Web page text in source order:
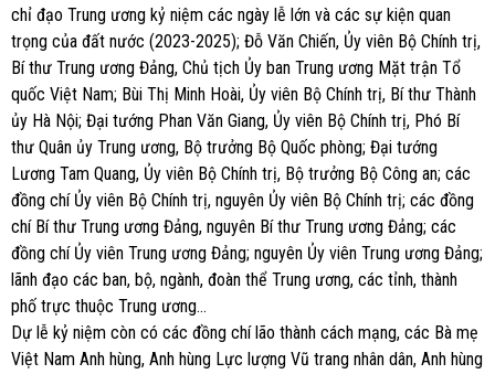
chỉ đạo Trung ương kỷ niệm các ngày lễ lớn và các sự kiện quan
trọng của đất nước (2023-2025); Đỗ Văn Chiến, Ủy viên Bộ Chính trị,
Bí thư Trung ương Đảng, Chủ tịch Ủy ban Trung ương Mặt trận Tổ
quốc Việt Nam; Bùi Thị Minh Hoài, Ủy viên Bộ Chính trị, Bí thư Thành
ủy Hà Nội; Đại tướng Phan Văn Giang, Ủy viên Bộ Chính trị, Phó Bí
thư Quân ủy Trung ương, Bộ trưởng Bộ Quốc phòng; Đại tướng
Lương Tam Quang, Ủy viên Bộ Chính trị, Bộ trưởng Bộ Công an; các
đồng chí Ủy viên Bộ Chính trị, nguyên Ủy viên Bộ Chính trị; các đồng
chí Bí thư Trung ương Đảng, nguyên Bí thư Trung ương Đảng; các
đồng chí Ủy viên Trung ương Đảng; nguyên Ủy viên Trung ương Đảng;
lãnh đạo các ban, bộ, ngành, đoàn thể Trung ương, các tỉnh, thành
phố trực thuộc Trung ương…
Dự lễ kỷ niệm còn có các đồng chí lão thành cách mạng, các Bà mẹ
Việt Nam Anh hùng, Anh hùng Lực lượng Vũ trang nhân dân, Anh hùng